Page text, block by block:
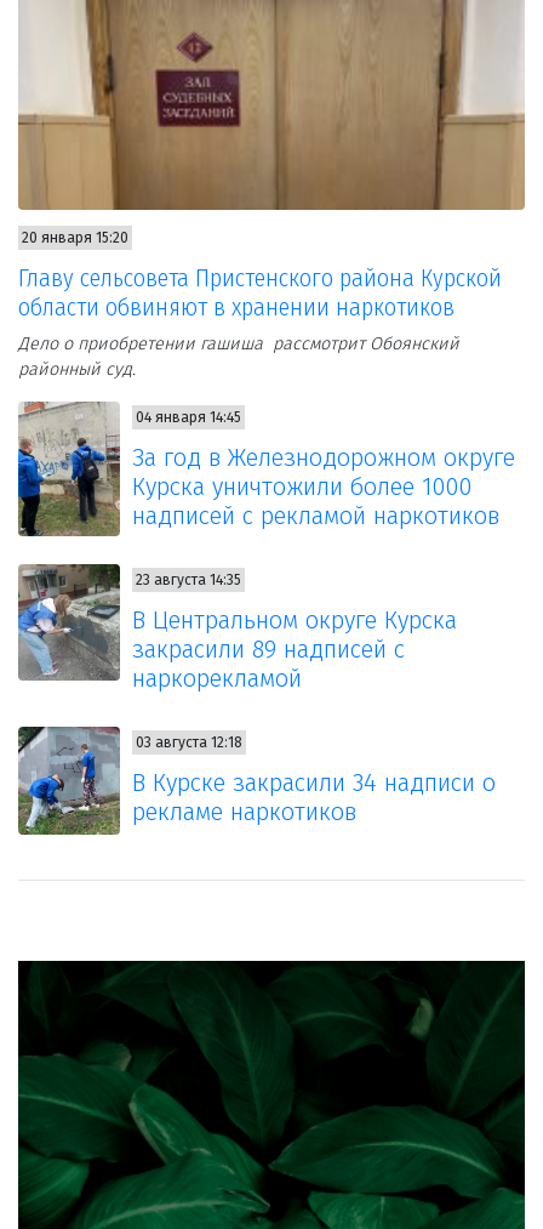
20 января 15:20
Главу сельсовета Пристенского района Курской
области обвиняют в хранении наркотиков
Дело о приобретении гашиша рассмотрит Обоянский
районный суд.
04 января 14:45
За год в Железнодорожном округе
Курска уничтожили более 1000
надписей с рекламой наркотиков
23 августа 14:35
В Центральном округе Курска
закрасили 89 надписей с
наркорекламой
03 августа 12:18
В Курске закрасили 34 надписи о
рекламе наркотиков